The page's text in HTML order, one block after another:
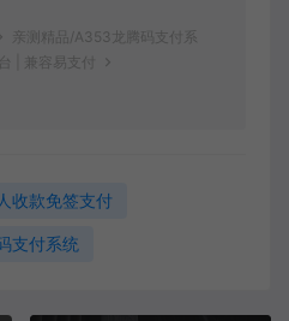
亲测精品/A353龙腾码支付系
| 兼容易支付
收款免签支付
支付系统